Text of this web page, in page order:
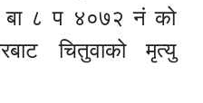
बा ८ प ४०७२ नं को
चितुवाको मृत्यु